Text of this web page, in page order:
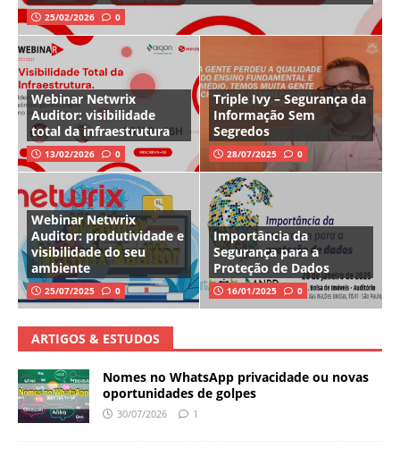
25/02/2026 0
Webinar Netwrix
Auditor: visibilidade
total da infraestrutura
13/02/2026 0
Triple Ivy – Segurança da
Informação Sem
Segredos
28/07/2025 0
Webinar Netwrix
Auditor: produtividade e
visibilidade do seu
ambiente
25/07/2025 0
Importância da
Segurança para a
Proteção de Dados
16/01/2025 0
ARTIGOS & ESTUDOS
Nomes no WhatsApp privacidade ou novas
oportunidades de golpes
30/07/2026 1